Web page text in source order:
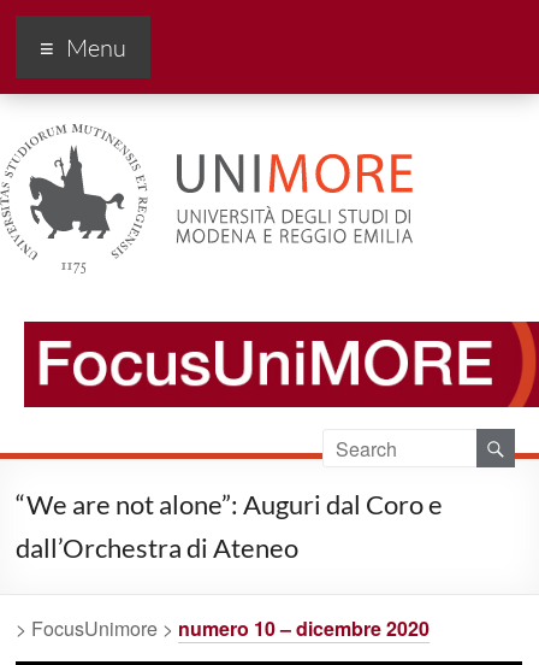
FocusUnimore
Menu
“We are not alone”: Auguri dal Coro e
dall’Orchestra di Ateneo
> FocusUnimore > numero 10 – dicembre 2020